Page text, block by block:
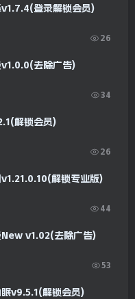
登录解锁会员)
26
去除广告)
34
解锁会员)
26
解锁专业版)
44
v1.02(去除广告)
53
v9.5.1(解锁会员)